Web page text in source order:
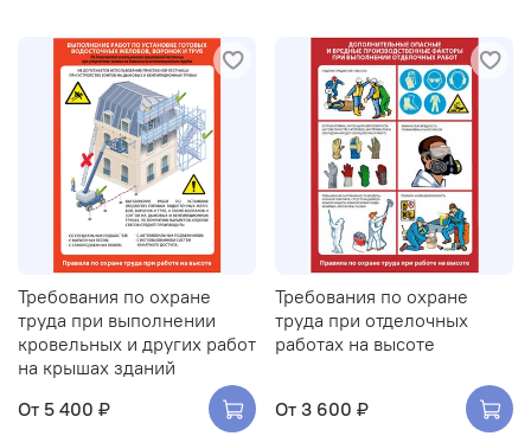
Требования по охране
труда при выполнении
кровельных и других работ
на крышах зданий
От 5 400 ₽
Требования по охране
труда при отделочных
работах на высоте
От 3 600 ₽